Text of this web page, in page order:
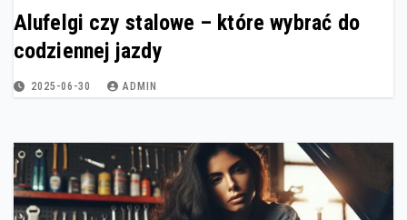
Alufelgi czy stalowe – które wybrać do
codziennej jazdy
2025-06-30 ADMIN